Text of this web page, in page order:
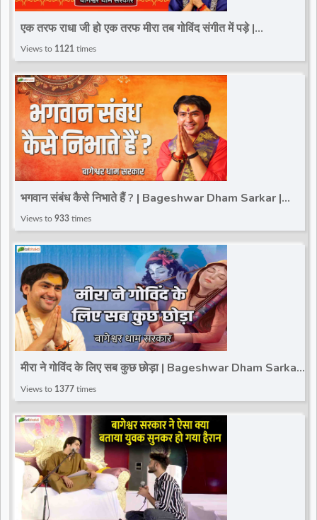
एक तरफ राधा जी हो एक तरफ मीरा तब गोविंद संगीत में पड़े |
Bageshwar Dham Sarkar | Sagar (M.P.)
Views to 1121 times
भगवान संबंध कैसे निभाते हैं ? | Bageshwar Dham Sarkar |
Sagar (M.P.)
Views to 933 times
मीरा ने गोविंद के लिए सब कुछ छोड़ा | Bageshwar Dham Sarkar
| Sagar (M.P.)
Views to 1377 times